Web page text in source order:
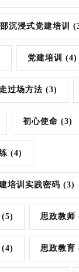
沉浸式党建培训
党建培训 (4)
过场方法 (3)
初心使命 (3)
(4)
培训实践密码 (3)
(5) 思政教师
(4) 思政教育